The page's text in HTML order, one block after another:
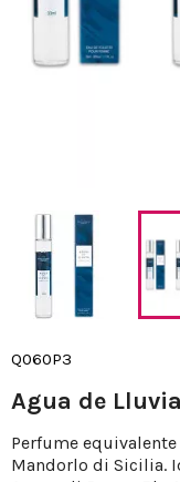
Q060P3
Agua de
Perfume
Mandorlo di Sicilia.